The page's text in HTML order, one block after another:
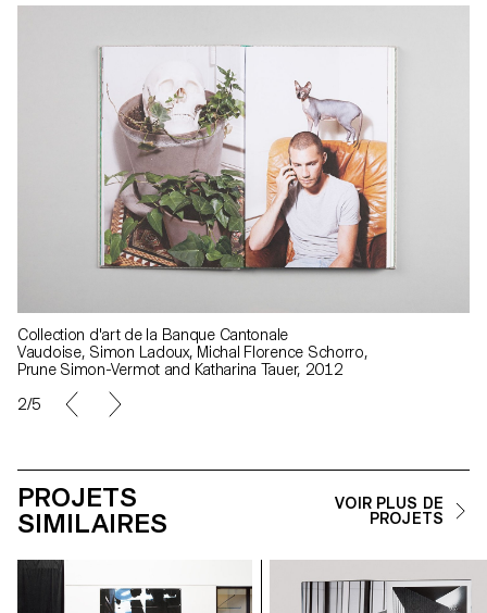
Collection d'art de la Banque Cantonale
Vaudoise, Simon Ladoux, Michal Florence Schorro,
Prune Simon-Vermot and Katharina Tauer, 2012
2/5
PROJETS
SIMILAIRES
VOIR PLUS DE
PROJETS